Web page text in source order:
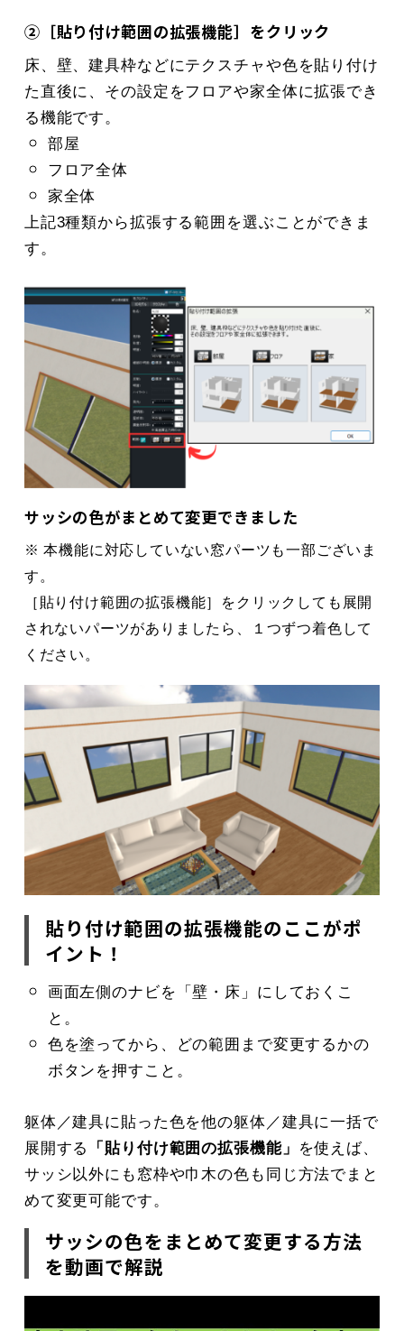
②［貼り付け範囲の拡張機能］をクリック
床、壁、建具枠などにテクスチャや色を貼り付け
た直後に、その設定をフロアや家全体に拡張でき
る機能です。
部屋
フロア全体
家全体
上記3種類から拡張する範囲を選ぶことができま
す。
サッシの色がまとめて変更できました
※ 本機能に対応していない窓パーツも一部ございま
す。
［貼り付け範囲の拡張機能］をクリックしても展開
されないパーツがありましたら、１つずつ着色して
ください。
貼り付け範囲の拡張機能のここがポ
イント！
画面左側のナビを「壁・床」にしておくこ
と。
色を塗ってから、どの範囲まで変更するかの
ボタンを押すこと。
躯体／建具に貼った色を他の躯体／建具に一括で
展開する
「貼り付け範囲の拡張機能」 を使えば、
サッシ以外にも窓枠や巾木の色も同じ方法でまと
めて変更可能です。
サッシの色をまとめて変更する方法
を動画で解説